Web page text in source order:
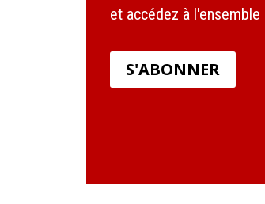
et accédez à
S'ABONNER